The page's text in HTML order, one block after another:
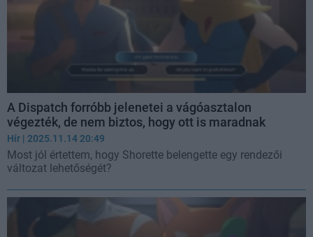
A Dispatch forróbb jelenetei a vágóasztalon
végezték, de nem biztos, hogy ott is maradnak
Hír | 2025.11.14 20:49
Most jól értettem, hogy Shorette belengette egy rendezői
változat lehetőségét?